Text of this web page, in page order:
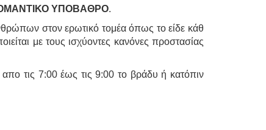
ΥΠΟΒΑΘΡΟ.
στον ερωτικό τομέα όπως το είδε κάθ
με τους ισχύοντες κανόνες προστασίας
απο τις 7:00 έως τις 9:00 το βράδυ ή κατόπιν